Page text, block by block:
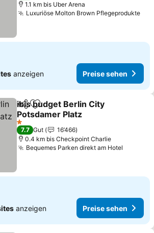
1.1 km bis Uber Arena
Luxuriöse Molton Brown Pflegeprodukte
anzeigen Preise sehen
TeilenZu Favoriten hinzufügen
ibis budget Berlin City
Potsdamer Platz
Preise sehen
1 Sterne
7.7 Gut
16’466
0.4 km bis Checkpoint Charlie
Bequemes Parken direkt am Hotel
anzeigen Preise sehen